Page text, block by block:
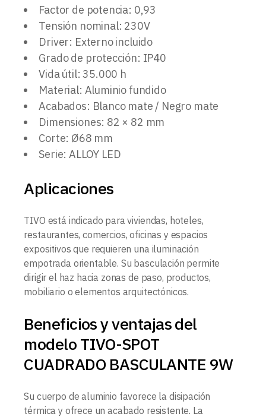
Factor de potencia: 0,93
Tensión nominal: 230V
Driver: Externo incluido
Grado de protección: IP40
Vida útil: 35.000 h
Material: Aluminio fundido
Acabados: Blanco mate / Negro mate
Dimensiones: 82 × 82 mm
Corte: Ø68 mm
Serie: ALLOY LED
Aplicaciones
TIVO está indicado para viviendas, hoteles,
restaurantes, comercios, oficinas y espacios
expositivos que requieren una iluminación
empotrada orientable. Su basculación permite
dirigir el haz hacia zonas de paso, productos,
mobiliario o elementos arquitectónicos.
Beneficios y ventajas del
modelo TIVO-SPOT
CUADRADO BASCULANTE 9W
Su cuerpo de aluminio favorece la disipación
térmica y ofrece un acabado resistente. La